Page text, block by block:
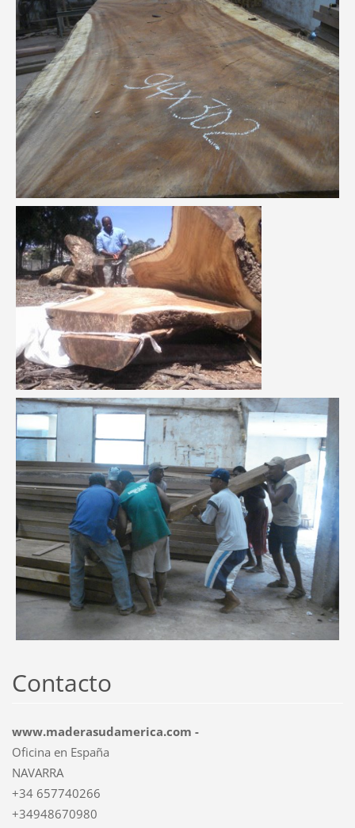
Contacto
www.maderasudamerica.com -
Oficina en España
NAVARRA
+34 657740266
+34948670980